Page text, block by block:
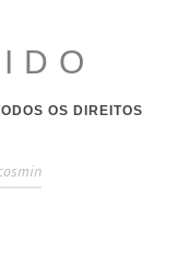
OS DIREITOS